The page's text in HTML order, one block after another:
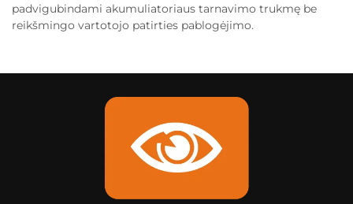
padvigubindami akumuliatoriaus tarnavimo trukmę be
reikšmingo vartotojo patirties pablogėjimo.